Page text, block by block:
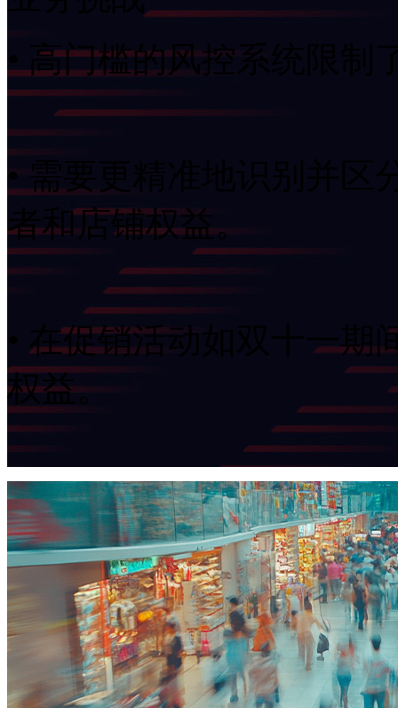
• 高门槛的风控系统限制
• 需要更精准地识别并区
者和店铺权益。
• 在促销活动如双十一期
权益。